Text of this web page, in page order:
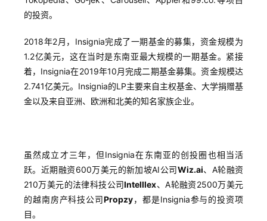
的投资。
2018年2月，Insignia完成了一期基金的募集，资金规模为
1.2亿美元，这在当时是东南亚最大规模的一期基金。紧接
着，Insignia在2019年10月完成二期基金募集。资金规模达
2.741亿美元。Insignia的LP主要来自主权基金、大学捐赠基
金以及来自亚洲、欧洲和北美的知名家族企业。
虽然成立才三年，但Insignia在东南亚的创投圈也相当活
跃。近期融资600万美元的新加坡AI公司Wiz.ai、A轮融资
210万美元的法律科技公司Intelllex、A轮融资2500万美元
的越南房产科技公司Propzy，都是Insignia参与的投资项
目。